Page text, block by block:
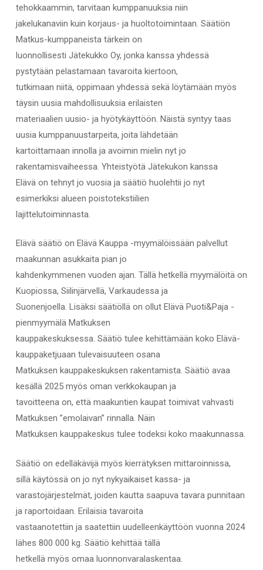
tehokkaammin, tarvitaan kumppanuuksia niin
jakelukanaviin kuin korjaus- ja huoltotoimintaan. Säätiön
Matkus-kumppaneista tärkein on
luonnollisesti Jätekukko Oy, jonka kanssa yhdessä
pystytään pelastamaan tavaroita kiertoon,
tutkimaan niitä, oppimaan yhdessä sekä löytämään myös
täysin uusia mahdollisuuksia erilaisten
materiaalien uusio- ja hyötykäyttöön. Näistä syntyy taas
uusia kumppanuustarpeita, joita lähdetään
kartoittamaan innolla ja avoimin mielin nyt jo
rakentamisvaiheessa. Yhteistyötä Jätekukon kanssa
Elävä on tehnyt jo vuosia ja säätiö huolehtii jo nyt
esimerkiksi alueen poistotekstiilien
lajittelutoiminnasta.
Elävä säätiö on Elävä Kauppa -myymälöissään palvellut
maakunnan asukkaita pian jo
kahdenkymmenen vuoden ajan. Tällä hetkellä myymälöitä on
Kuopiossa, Siilinjärvellä, Varkaudessa ja
Suonenjoella. Lisäksi säätiöllä on ollut Elävä Puoti&Paja -
pienmyymälä Matkuksen
kauppakeskuksessa. Säätiö tulee kehittämään koko Elävä-
kauppaketjuaan tulevaisuuteen osana
Matkuksen kauppakeskuksen rakentamista. Säätiö avaa
kesällä 2025 myös oman verkkokaupan ja
tavoitteena on, että maakuntien kaupat toimivat vahvasti
Matkuksen ”emolaivan” rinnalla. Näin
Matkuksen kauppakeskus tulee todeksi koko maakunnassa.
Säätiö on edelläkävijä myös kierrätyksen mittaroinnissa,
sillä käytössä on jo nyt nykyaikaiset kassa- ja
varastojärjestelmät, joiden kautta saapuva tavara punnitaan
ja raportoidaan. Erilaisia tavaroita
vastaanotettiin ja saatettiin uudelleenkäyttöön vuonna 2024
lähes 800 000 kg. Säätiö kehittää tällä
hetkellä myös omaa luonnonvaralaskentaa.